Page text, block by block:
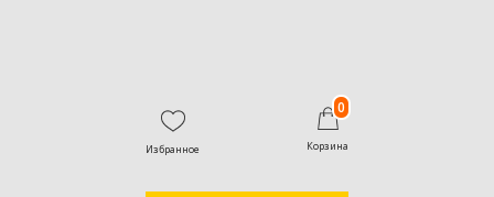
Избранное
0
Корзина